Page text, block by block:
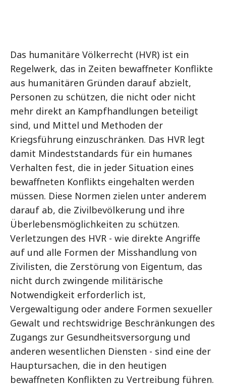
Das humanitäre Völkerrecht (HVR) ist ein
Regelwerk, das in Zeiten bewaffneter Konflikte
aus humanitären Gründen darauf abzielt,
Personen zu schützen, die nicht oder nicht
mehr direkt an Kampfhandlungen beteiligt
sind, und Mittel und Methoden der
Kriegsführung einzuschränken. Das HVR legt
damit Mindeststandards für ein humanes
Verhalten fest, die in jeder Situation eines
bewaffneten Konflikts eingehalten werden
müssen. Diese Normen zielen unter anderem
darauf ab, die Zivilbevölkerung und ihre
Überlebensmöglichkeiten zu schützen.
Verletzungen des HVR - wie direkte Angriffe
auf und alle Formen der Misshandlung von
Zivilisten, die Zerstörung von Eigentum, das
nicht durch zwingende militärische
Notwendigkeit erforderlich ist,
Vergewaltigung oder andere Formen sexueller
Gewalt und rechtswidrige Beschränkungen des
Zugangs zur Gesundheitsversorgung und
anderen wesentlichen Diensten - sind eine der
Hauptursachen, die in den heutigen
bewaffneten Konflikten zu Vertreibung führen.